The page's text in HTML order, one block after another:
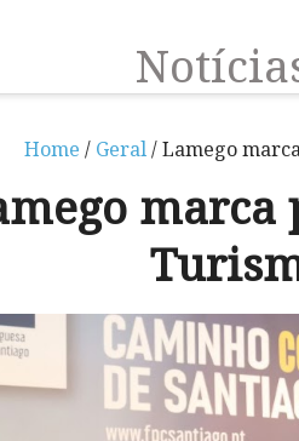
Home / Geral/ Lamego
marca